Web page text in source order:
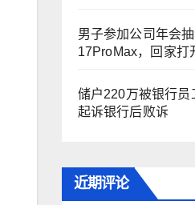
男子参加公司年会
17ProMax，回家打
储户220万被银行员
起诉银行后败诉
近期评论